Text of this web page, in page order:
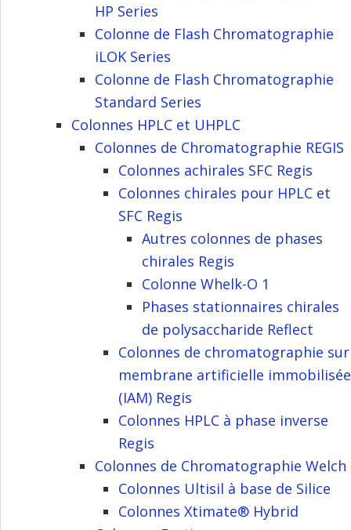
HP Series
Colonne de Flash Chromatographie
iLOK Series
Colonne de Flash Chromatographie
Standard Series
Colonnes HPLC et UHPLC
Colonnes de Chromatographie REGIS
Colonnes achirales SFC Regis
Colonnes chirales pour HPLC et
SFC Regis
Autres colonnes de phases
chirales Regis
Colonne Whelk-O 1
Phases stationnaires chirales
de polysaccharide Reflect
Colonnes de chromatographie sur
membrane artificielle immobilisée
(IAM) Regis
Colonnes HPLC à phase inverse
Regis
Colonnes de Chromatographie Welch
Colonnes Ultisil à base de Silice
Colonnes Xtimate® Hybrid